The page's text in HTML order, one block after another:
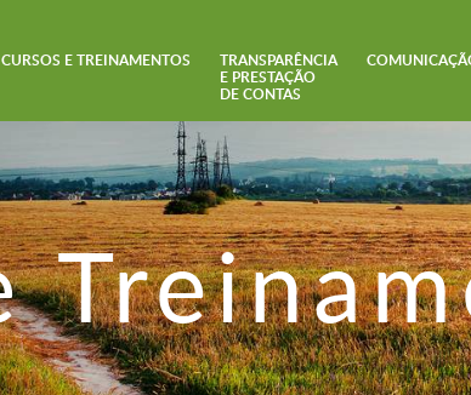
CURSOS E TREINAMENTOS
TRANSPARÊNCIA
E PRESTAÇÃO
DE CONTAS